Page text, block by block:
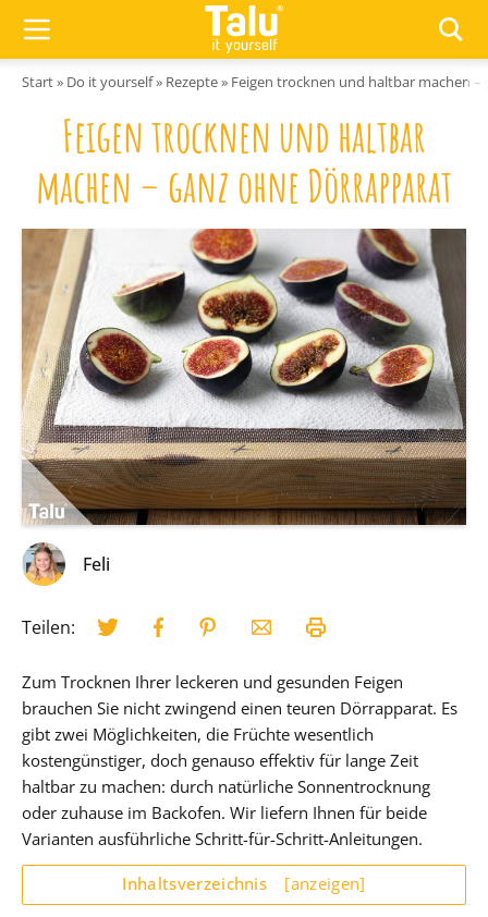
Start» Do it yourself» Rezepte» Feigen trocknen und haltbar machen
Feigen trocknen und haltbar
machen – ganz ohne Dörrapparat
Feli
Teilen:
Zum Trocknen Ihrer leckeren und gesunden Feigen
brauchen Sie nicht zwingend einen teuren Dörrapparat. Es
gibt zwei Möglichkeiten, die Früchte wesentlich
kostengünstiger, doch genauso effektiv für lange Zeit
haltbar zu machen: durch natürliche Sonnentrocknung
oder zuhause im Backofen. Wir liefern Ihnen für beide
Varianten ausführliche Schritt-für-Schritt-Anleitungen.
Inhaltsverzeichnis [anzeigen]